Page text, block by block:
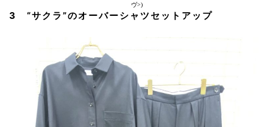
ヴ>)
3 “サクラ”のオーバーシャツセットアップ